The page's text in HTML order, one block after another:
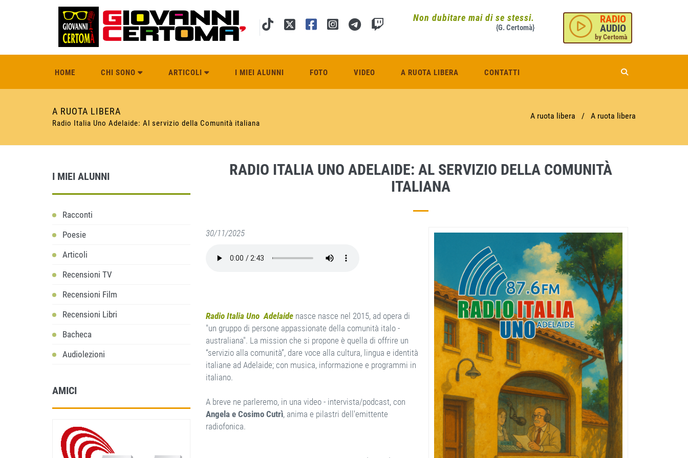
Non dubitare mai di se stessi.
{G. Certomà}
RADIO
AUDIO
by Certomà
HOME CHI SONO ARTICOLI I MIEI ALUNNI FOTO VIDEO A RUOTA LIBERA CONTATTI
A RUOTA LIBERA
Radio Italia Uno Adelaide: Al servizio della Comunità italiana
A ruota libera / A ruota libera
I MIEI ALUNNI
Racconti
Poesie
Articoli
Recensioni TV
Recensioni Film
Recensioni Libri
Bacheca
Audiolezioni
AMICI
RADIO ITALIA UNO ADELAIDE: AL SERVIZIO DELLA COMUNITÀ
ITALIANA
30/11/2025
Radio Italia Uno Adelaide nasce nasce nel 2015, ad opera di
"un gruppo di persone appassionate della comunità italo -
australiana". La mission che si propone è quella di offrire un
“servizio alla comunità”, dare voce alla cultura, lingua e identità
italiane ad Adelaide; con musica, informazione e programmi in
italiano.
A breve ne parleremo, in una video - intervista/podcast, con
Angela e Cosimo Cutrì, anima e pilastri dell'emittente
radiofonica.